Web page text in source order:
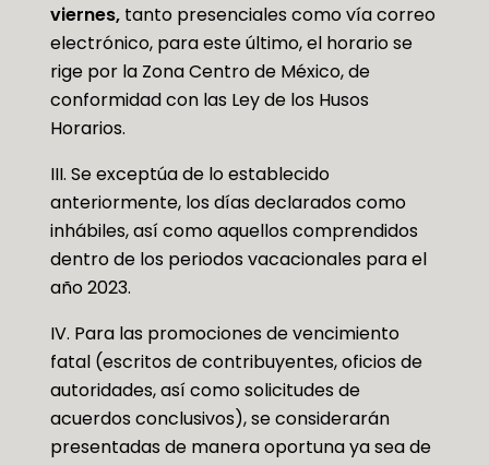
viernes, tanto presenciales como vía correo
electrónico, para este último, el horario se
rige por la Zona Centro de México, de
conformidad con las Ley de los Husos
Horarios.
III. Se exceptúa de lo establecido
anteriormente, los días declarados como
inhábiles, así como aquellos comprendidos
dentro de los periodos vacacionales para el
año 2023.
IV. Para las promociones de vencimiento
fatal (escritos de contribuyentes, oficios de
autoridades, así como solicitudes de
acuerdos conclusivos), se considerarán
presentadas de manera oportuna ya sea de